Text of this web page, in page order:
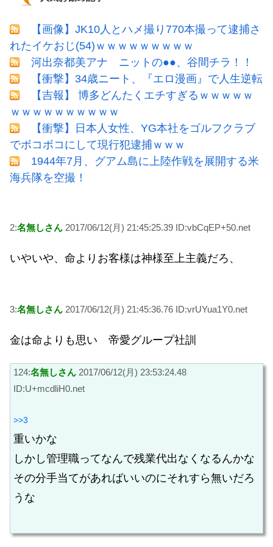
【画像】JK10人とハメ撮り770本撮って逮捕さ
れたイケおじ(54)ｗｗｗｗｗｗｗｗｗ
河出奈都美アナ ニットの●●、谷間チラ！！
【衝撃】34歳ニート、『エロ漫画』で人生逆転
【吉報】 博多どんたくエチすぎるｗｗｗｗｗ
ｗｗｗｗｗｗｗｗｗｗ
【衝撃】日本人女性、YG本社をゴルフクラブ
でボコボコにして現行犯逮捕ｗｗｗ
1944年7月、グアム島に上陸作戦を展開する米
海兵隊を空撮！
2:名無しさん 2017/06/12(月) 21:45:25.39 ID:vbCqEP+50.net
いやいや、命よりお客様は神様至上主義だろ、
3:名無しさん 2017/06/12(月) 21:45:36.76 ID:vrUYua1Y0.net
金は命よりも思い 帝愛グループ社訓
124:名無しさん 2017/06/12(月) 23:53:24.48
ID:U+mcdliH0.net
>>3
重いかな
しかし管理職ってなんで残業代出なくなるんかな
その分手当てがあればいいのにそれすら無いだろ
うな